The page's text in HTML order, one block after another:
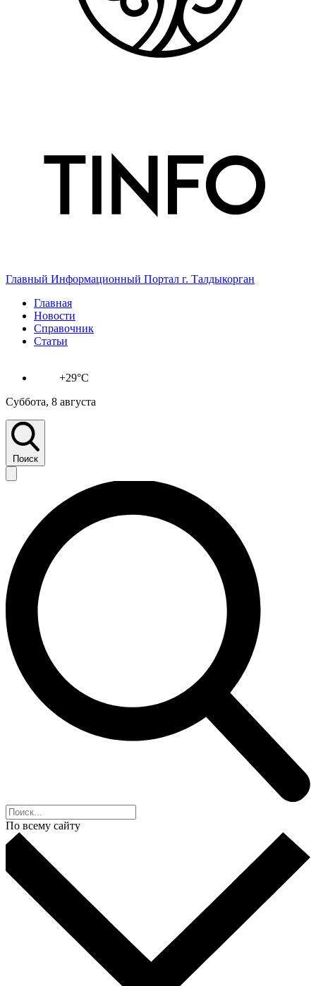
Главный Информационный Портал г. Талдыкорган
Главная
Новости
Справочник
Статьи
+29°C
Суббота, 8 августа
Поиск
По всему сайту